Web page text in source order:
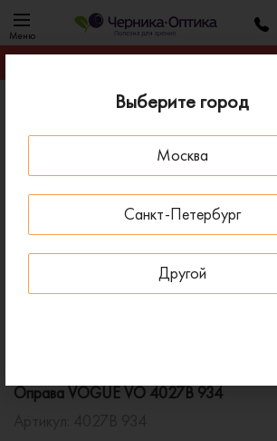
Выберите город
Москва
Санкт-Петербург
Другой
Меню
Гарантируем лучшую цену на любую
Оправы для очков
Оправа VOGUE VO 4027B 934
Оправа VOGUE VO 4027B 934
ПОД ЗАКАЗ